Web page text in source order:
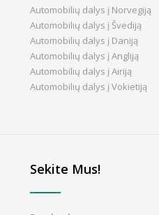
Automobilių dalys į Norvegiją
Automobilių dalys į Švediją
Automobilių dalys į Daniją
Automobilių dalys į Angliją
Automobilių dalys į Airiją
Automobilių dalys į Vokietiją
Sekite Mus!